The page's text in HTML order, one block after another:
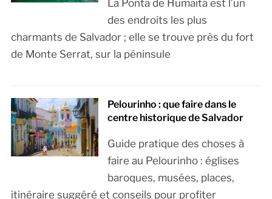
La Ponta de Humaitá est l’un
des endroits les plus
charmants de Salvador ; elle se trouve près du fort
de Monte Serrat, sur la péninsule
Pelourinho : que faire dans le
centre historique de Salvador
Guide pratique des choses à
faire au Pelourinho : églises
baroques, musées, places,
itinéraire suggéré et conseils pour profiter